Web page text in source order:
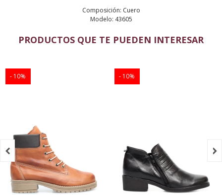
Composición: Cuero
Modelo: 43605
PRODUCTOS QUE TE PUEDEN INTERESAR
10 10
 